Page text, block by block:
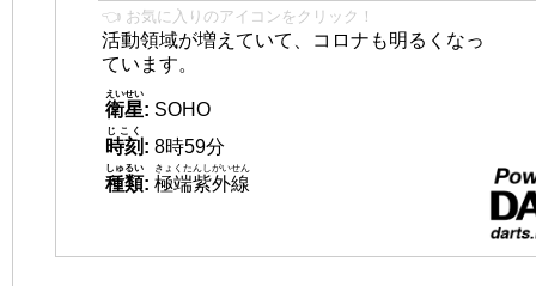
👈 お気に入りのアイコンをクリック！
活動領域が増えていて、コロナも明るくなっ
ています。
衛星
えいせい
: SOHO
時刻
じこく
: 8時59分
種類
しゅるい
: 極端紫外線
きょくたんしがいせん